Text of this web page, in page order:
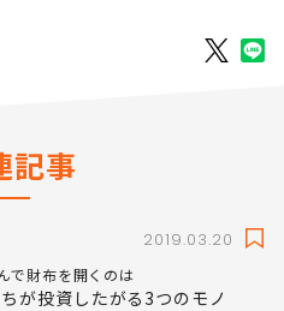
記事
2019.03.20
で財布を開くのは
が投資したがる3つのモノ